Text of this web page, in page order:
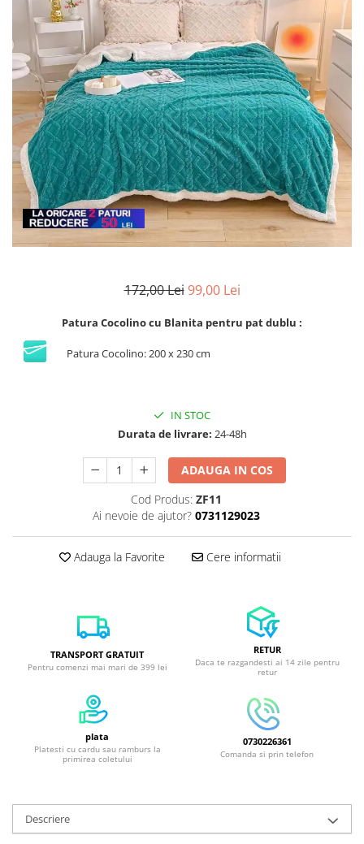
Lenjerii de pat Bumbac 100%
Lenjerii de pat Cocolino
Lenjerii de pat Finet + 2 Draperii
Lenjerii de pat Saten 4 piese cu
elastic
172,00 Lei 99,00 Lei
Patura Cocolino cu Blanita pentru pat dublu :
Patura Cocolino: 200 x 230 cm
IN STOC
Durata de livrare: 24-48h
ADAUGA IN COS
Cod Produs: ZF11
Ai nevoie de ajutor? 0731129023
Adauga la Favorite Cere informatii
TRANSPORT GRATUIT
Pentru comenzi mai mari de 399 lei
RETUR
Daca te razgandesti ai 14 zile pentru
retur
plata
Platesti cu cardu sau ramburs la
primirea coletului
0730226361
Comanda si prin telefon
Descriere